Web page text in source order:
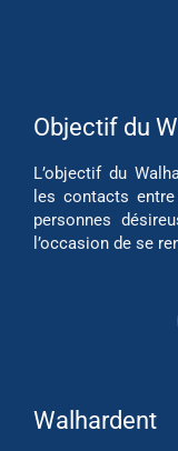
Objectif du
L’objectif du
les contacts
personnes
l’occasion de se
Walhardent